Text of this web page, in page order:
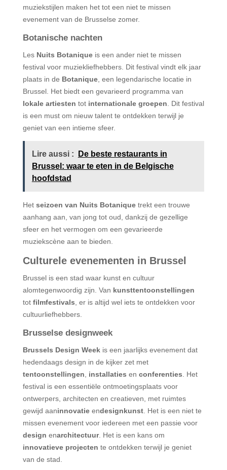
muziekstijlen maken het tot een niet te missen
evenement van de Brusselse zomer.
Botanische nachten
Les Nuits Botaniqueis een ander niet te missen
festival voor muziekliefhebbers. Dit festival vindt elk jaar
plaats in de Botanique, een legendarische locatie in
Brussel. Het biedt een gevarieerd programma van
lokale artiesten tot internationale groepen . Dit festival
is een must om nieuw talent te ontdekken terwijl je
geniet van een intieme sfeer.
Lire aussi :
De beste restaurants in
Brussel: waar te eten in de Belgische
hoofdstad
Het seizoen van Nuits Botaniquetrekt een trouwe
aanhang aan, van jong tot oud, dankzij de gezellige
sfeer en het vermogen om een gevarieerde
muziekscène aan te bieden.
Culturele evenementen in Brussel
Brussel is een stad waar kunst en cultuur
alomtegenwoordig zijn. Van kunsttentoonstellingen
tot filmfestivals , er is altijd wel iets te ontdekken voor
cultuurliefhebbers.
Brusselse designweek
Brussels Design Weekis een jaarlijks evenement dat
hedendaags design in de kijker zet met
tentoonstellingen
installaties en conferenties . Het
festival is een essentiële ontmoetingsplaats voor
ontwerpers, architecten en creatieven, met ruimtes
gewijd aaninnovatieendesignkunst. Het is een niet te
missen evenement voor iedereen met een passie voor
design enarchitectuur. Het is een kans om
innovatieve projecten te ontdekken terwijl je geniet
van de stad.